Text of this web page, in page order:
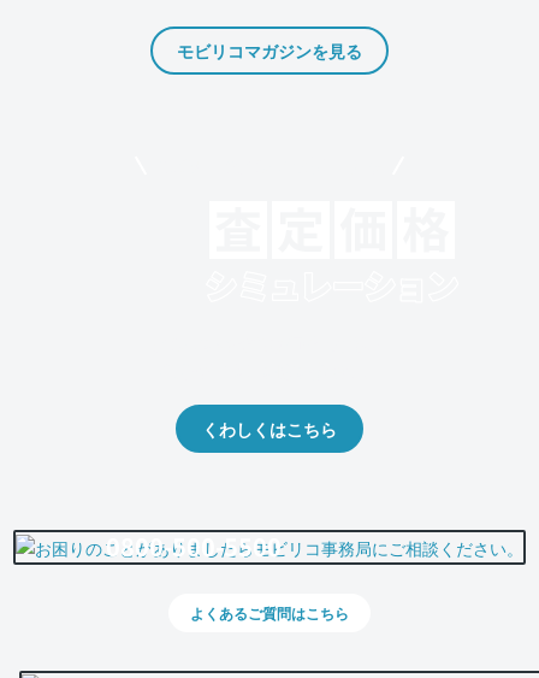
モビリコマガジンを見る
くわしくはこちら
0800-500-5500
よくあるご質問はこちら